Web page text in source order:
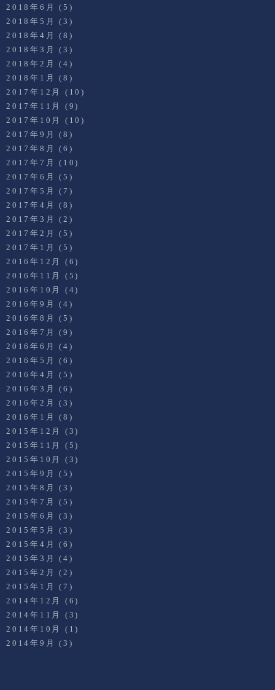
2018年6月
(5)
2018年5月
(3)
2018年4月
(8)
2018年3月
(3)
2018年2月
(4)
2018年1月
(8)
2017年12月
(10)
2017年11月
(9)
2017年10月
(10)
2017年9月
(8)
2017年8月
(6)
2017年7月
(10)
2017年6月
(5)
2017年5月
(7)
2017年4月
(8)
2017年3月
(2)
2017年2月
(5)
2017年1月
(5)
2016年12月
(6)
2016年11月
(5)
2016年10月
(4)
2016年9月
(4)
2016年8月
(5)
2016年7月
(9)
2016年6月
(4)
2016年5月
(6)
2016年4月
(5)
2016年3月
(6)
2016年2月
(3)
2016年1月
(8)
2015年12月
(3)
2015年11月
(5)
2015年10月
(3)
2015年9月
(5)
2015年8月
(3)
2015年7月
(5)
2015年6月
(3)
2015年5月
(3)
2015年4月
(6)
2015年3月
(4)
2015年2月
(2)
2015年1月
(7)
2014年12月
(6)
2014年11月
(3)
2014年10月
(1)
2014年9月
(3)